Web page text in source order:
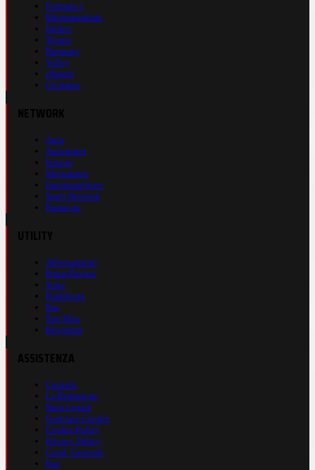
Formula 1
Motomondiale
Basket
Tennis
Running
Volley
eSports
Ciclismo
Auto
Autosprint
Inmoto
Motosprint
Guerinsportivo
Sport Network
Fantacup
Abbonamenti
Prima Pagina
Store
Pubblicità
Rss
Site Map
Registrati
Contatti
La Redazione
Nota Legale
Gestione Cookie
Cookie Policy
Privacy Policy
Cond. Generali
Faq